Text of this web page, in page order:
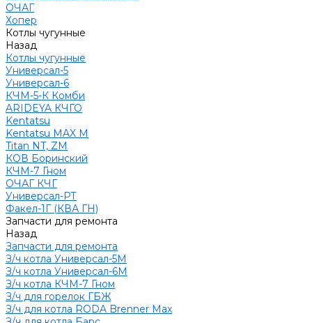
ОЧАГ
Хопер
Котлы чугунные
Назад
Котлы чугунные
Универсал-5
Универсал-6
КЧМ-5-К Комби
ARIDEYA КЧГО
Kentatsu
Kentatsu MAX M
Titan NT, ZM
КОВ Боринский
КЧМ-7 Гном
ОЧАГ КЧГ
Универсал-РТ
Факел-1Г (КВА ГН)
Запчасти для ремонта
Назад
Запчасти для ремонта
З/ч котла Универсал-5М
З/ч котла Универсал-6М
З/ч котла КЧМ-7 Гном
З/ч для горелок ГБЖ
З/ч для котла RODA Brenner Max